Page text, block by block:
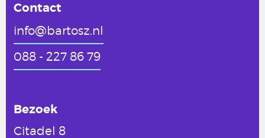
Contact
info@bartosz.nl
088 - 227 86 79
Bezoek
Citadel 8